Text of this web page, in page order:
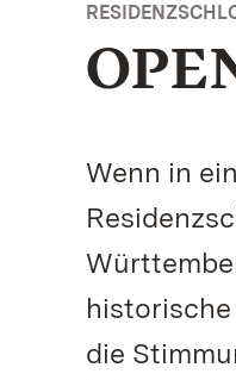
Wenn in
die